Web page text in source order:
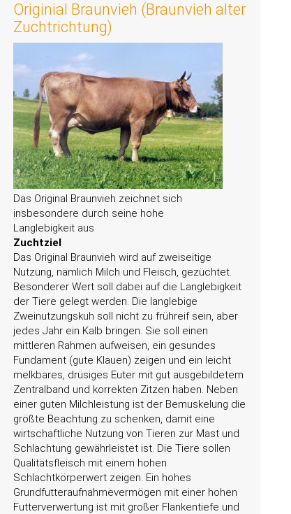
Originial Braunvieh (Braunvieh alter
Zuchtrichtung)
Das Original Braunvieh zeichnet sich
insbesondere durch seine hohe
Langlebigkeit aus
Zuchtziel
Das Original Braunvieh wird auf zweiseitige
Nutzung, nämlich Milch und Fleisch, gezüchtet.
Besonderer Wert soll dabei auf die Langlebigkeit
der Tiere gelegt werden. Die langlebige
Zweinutzungskuh soll nicht zu frühreif sein, aber
jedes Jahr ein Kalb bringen. Sie soll einen
mittleren Rahmen aufweisen, ein gesundes
Fundament (gute Klauen) zeigen und ein leicht
melkbares, drüsiges Euter mit gut ausgebildetem
Zentralband und korrekten Zitzen haben. Neben
einer guten Milchleistung ist der Bemuskelung die
größte Beachtung zu schenken, damit eine
wirtschaftliche Nutzung von Tieren zur Mast und
Schlachtung gewährleistet ist. Die Tiere sollen
Qualitätsfleisch mit einem hohen
Schlachtkörperwert zeigen. Ein hohes
Grundfutteraufnahmevermögen mit einer hohen
Futterverwertung ist mit großer Flankentiefe und